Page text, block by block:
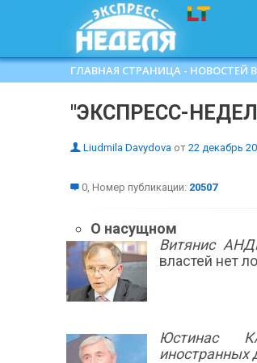
ГЛАВНАЯ СТРАНИЦА - НОВОСТЕЙ
"ЭКСПРЕСС-
Liudmila Davydova от 22 декабрь
0, Номер публикации: 20507
О насущном
Витянис
властей нет
Юстинас
иностранных